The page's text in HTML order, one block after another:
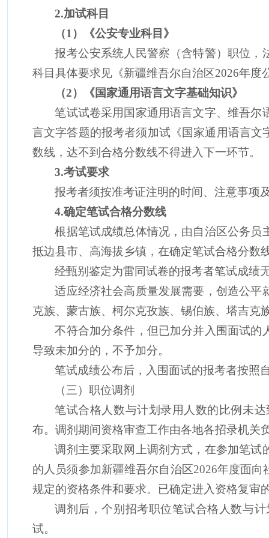
2.加试科目
（1 ）《公安专业科目》
报考公安系统人民警察（含特警）职位
科目具体要求见《新疆维吾尔自治区2026年度
（2）《国家通用语言文字基础知识》
笔试试卷采用国家通用语言文字、维吾尔
言文字答题的报考者须加试《国家通用语言文
数线，达不到合格分数线不得进入下一环节。
3.考试要求
报考者须按准考证注明的时间、注意事项
4.确定笔试合格分数线
根据笔试成绩总体情况，由自治区公务
抵边县市、 高海拔乡镇，在确定笔试合格分数
经甄别鉴定为雷同试卷的报考者笔试成绩
适应经济社会高质量发展需要，创造公平
克族、蒙古族、柯尔克孜族、锡伯族、塔吉克
不符合加分条件，但已加分并入围面试
导致未加分的，不予加分。
笔试成绩公布后，入围面试的报考者按照
（三）职位调剂
笔试合格人数与计划录用人数的比例未
布。调剂期间资格审查工作由各地各招录机关
调剂主要采取网上调剂方式，在参加笔
的人员须参加新疆维吾尔自治区2026年度面向
规定的资格条件和要求。已确定进入资格复审
调剂后，个别招考职位笔试合格人数与
试。